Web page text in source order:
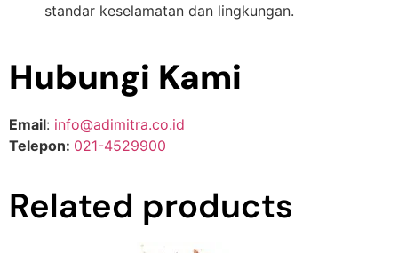
standar keselamatan dan lingkungan.
Hubungi Kami
Email: info@adimitra.co.id
Telepon: 021-4529900
Related products